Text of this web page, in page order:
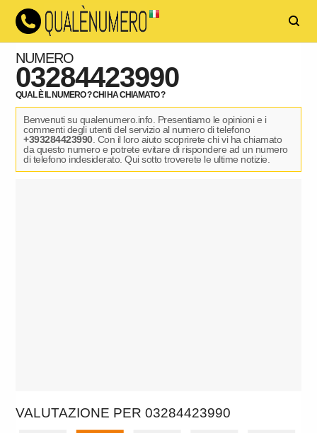
NUMERO
03284423990
QUAL È IL NUMERO ? CHI HA CHIAMATO ?
Benvenuti su qualenumero.info. Presentiamo le opinioni e i
commenti degli utenti del servizio al numero di telefono
+393284423990. Con il loro aiuto scoprirete chi vi ha chiamato
da questo numero e potrete evitare di rispondere ad un numero
di telefono indesiderato. Qui sotto troverete le ultime notizie.
VALUTAZIONE PER 03284423990